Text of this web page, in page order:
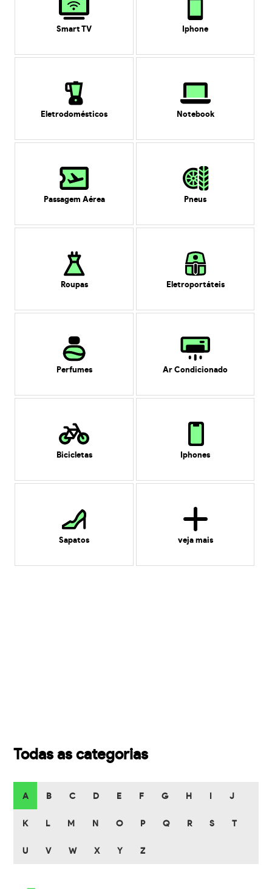
Smart TV Iphone
Eletrodomésticos Notebook
Passagem Aérea Pneus
Roupas Eletroportáteis
Perfumes Ar Condicionado
Bicicletas Iphones
Sapatos veja mais
Todas as categorias
A B C D E F G H J
K L M N O P Q R S T
U V W X Y Z